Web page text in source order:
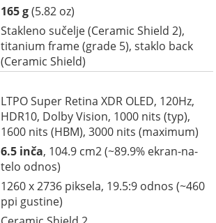
165 g(5.82 oz)
Stakleno sučelje (Ceramic Shield 2),
titanium frame (grade 5), staklo back
(Ceramic Shield)
LTPO Super Retina XDR OLED, 120Hz,
HDR10, Dolby Vision, 1000 nits (typ),
1600 nits (HBM), 3000 nits (maximum)
6.5 inča, 104.9 cm2 (~89.9% ekran-na-
telo odnos)
1260 x 2736 piksela, 19.5:9 odnos (~460
ppi gustine)